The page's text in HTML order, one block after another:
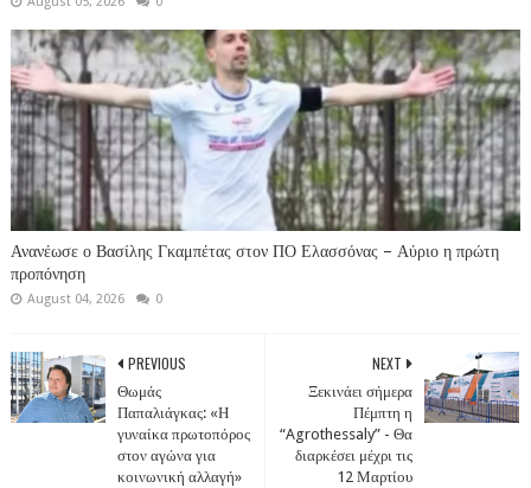
Ανανέωσε ο Βασίλης Γκαμπέτας στον ΠΟ Ελασσόνας – Αύριο η πρώτη
προπόνηση
August 04, 2026 0
NEXT
Ξεκινάει σήμερα
Πέμπτη η
“Agrothessaly” - Θα
διαρκέσει μέχρι τις
12 Μαρτίου
PREVIOUS
Θωμάς
Παπαλιάγκας: «Η
γυναίκα πρωτοπόρος
στον αγώνα για
κοινωνική αλλαγή»